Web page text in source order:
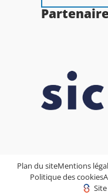
Plan du siteMentions
Politique des cookies